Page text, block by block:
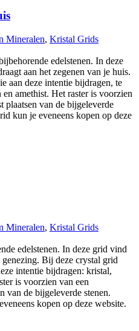
Mineralen, Kristal Grids
edelstenen. In deze
aan het zegenen van je huis.
aan deze intentie bijdragen, te
amethist. Het raster is voorzien
plaatsen van de bijgeleverde
kun je eveneens kopen op deze
Mineralen, Kristal Grids
edelstenen. In deze grid vind
Bij deze crystal grid
intentie bijdragen: kristal,
is voorzien van een
van de bijgeleverde stenen.
kopen op deze website.